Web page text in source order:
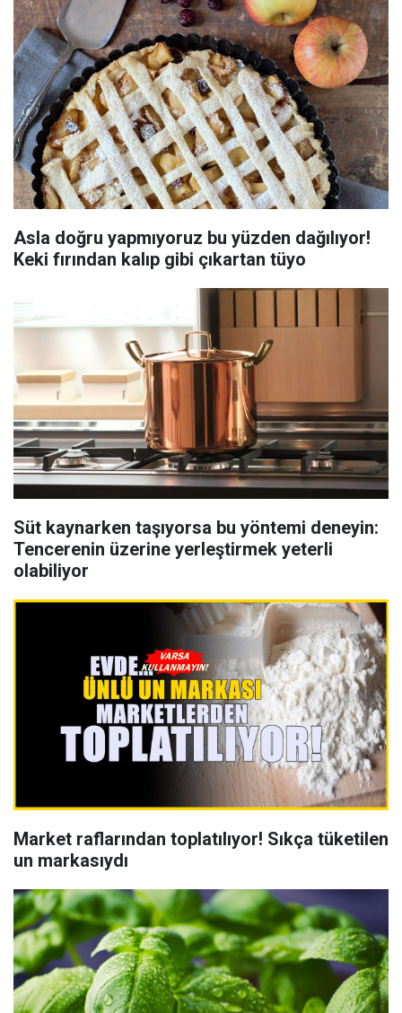
Asla doğru yapmıyoruz bu yüzden dağılıyor!
Keki fırından kalıp gibi çıkartan tüyo
Süt kaynarken taşıyorsa bu yöntemi deneyin:
Tencerenin üzerine yerleştirmek yeterli
olabiliyor
Market raflarından toplatılıyor! Sıkça tüketilen
un markasıydı